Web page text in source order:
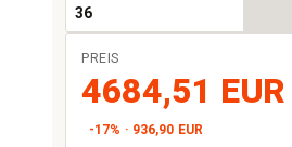
36
PREIS
4684,51 EUR
-17% · 936,90 EUR